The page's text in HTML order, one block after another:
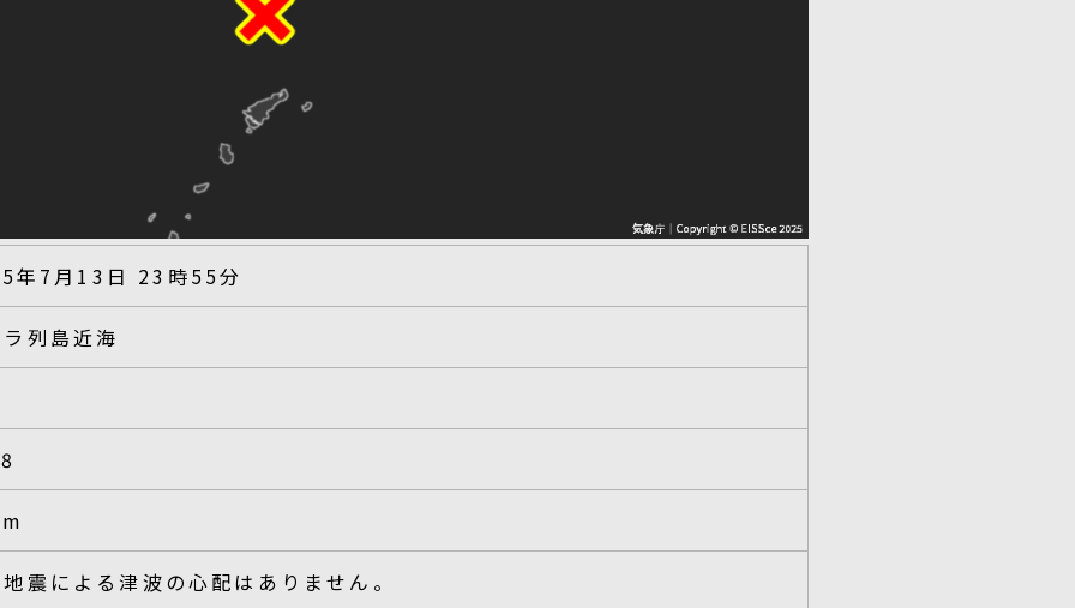
年7月13日 23時55分
列島近海
震による津波の心配はありません。